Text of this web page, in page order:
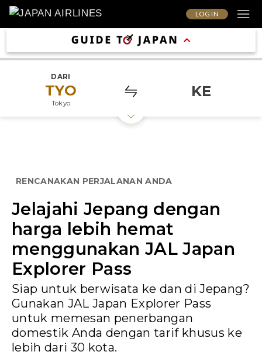
LOG IN
DARI
TYO
Tokyo
KE
RENCANAKAN PERJALANAN ANDA
Jelajahi Jepang dengan
harga lebih hemat
menggunakan JAL Japan
Explorer Pass
Siap untuk berwisata ke dan di Jepang?
Gunakan JAL Japan Explorer Pass
untuk memesan penerbangan
domestik Anda dengan tarif khusus ke
lebih dari 30 kota.